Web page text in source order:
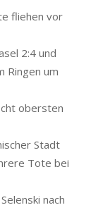
fliehen vor
2:4 und
Ringen um
obersten
Stadt
Tote bei
nach